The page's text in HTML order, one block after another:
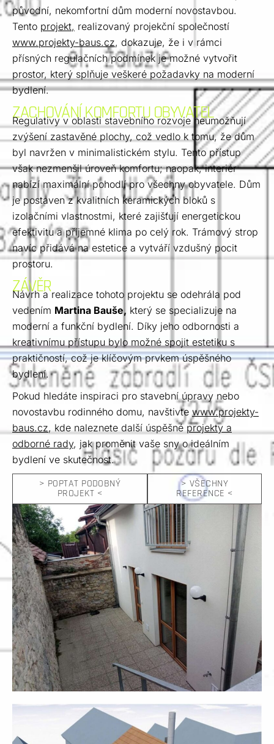
původní, nekomfortní dům moderní novostavbou.
Tento projekt, realizovaný projekční společností
www.projekty-baus.cz, dokazuje, že i v rámci
přísných regulačních podmínek je možné vytvořit
prostor, který splňuje veškeré požadavky na moderní
bydlení.
ZACHOVÁNÍ KOMFORTU OBYVATEL
Regulativy v oblasti stavebního rozvoje neumožňují
zvýšení zastavěné plochy, což vedlo k tomu, že dům
byl navržen v minimalistickém stylu. Tento přístup
však nezmenšil úroveň komfortu; naopak, interiér
nabízí maximální pohodlí pro všechny obyvatele. Dům
je postaven z kvalitních keramických bloků s
izolačními vlastnostmi, které zajišťují energetickou
efektivitu a příjemné klima po celý rok. Trámový strop
navíc přidává na estetice a vytváří vzdušný pocit
prostoru.
ZÁVĚR
Návrh a realizace tohoto projektu se odehrála pod
vedením Martina Bauše, který se specializuje na
moderní a funkční bydlení. Díky jeho odbornosti a
kreativnímu přístupu bylo možné spojit estetiku s
praktičností, což je klíčovým prvkem úspěšného
bydlení.
Pokud hledáte inspiraci pro stavební úpravy nebo
novostavbu rodinného domu, navštivte www.projekty-
baus.cz, kde naleznete další úspěšné projekty a
odborné rady, jak proměnit vaše sny o ideálním
bydlení ve skutečnost.
> POPTAT PODOBNÝ
PROJEKT <
> VŠECHNY
REFERENCE <